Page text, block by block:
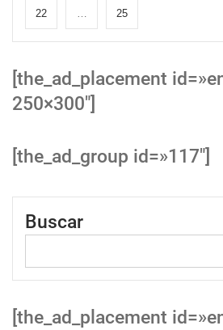
22 25
[the_ad_placement
250×300″]
[the_ad_group id=»117″]
Buscar
[the_ad_placement